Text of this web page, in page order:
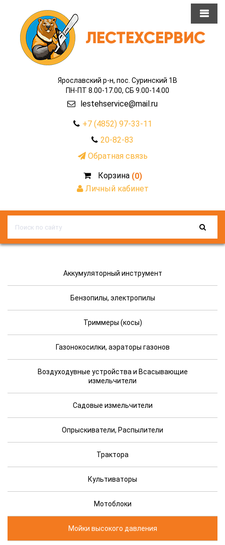
Ярославский р-н, пос. Суринский 1В
ПН-ПТ 8.00-17.00, СБ 9.00-14.00
lestehservice@mail.ru
+7 (4852) 97-33-11
20-82-83
Обратная связь
Корзина (0)
Личный кабинет
Аккумуляторный инструмент
Бензопилы, электропилы
Триммеры (косы)
Газонокосилки, аэраторы газонов
Воздуходувные устройства и Всасывающие
измельчители
Садовые измельчители
Опрыскиватели, Распылители
Трактора
Культиваторы
Мотоблоки
Мойки высокого давления